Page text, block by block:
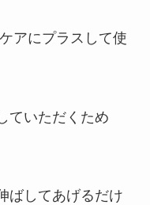
アにプラスして使
ていただくため
ばしてあげるだけ